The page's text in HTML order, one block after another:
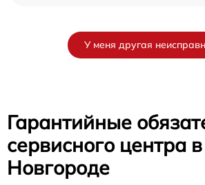
У меня другая
Гарантийные
сервисного центра
Новгороде